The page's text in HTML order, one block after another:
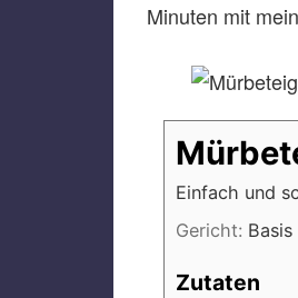
Minuten mit
Einfach und
Gericht: Basis
Zutaten